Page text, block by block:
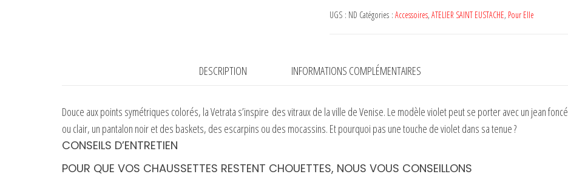
VETRATA
ATELIER
SAINT
UGS : ND Catégories : Accessoires, ATELIER SAINT EUSTACHE, Pour Elle
DESCRIPTION INFORMATIONS COMPLÉMENTAIRES
Douce aux points symétriques colorés, la Vetrata s’inspire des vitraux de la ville de Venise. Le modèle violet peut se porter avec un jean foncé
ou clair, un pantalon noir et des baskets, des escarpins ou des mocassins. Et pourquoi pas une touche de violet dans sa tenue ?
CONSEILS D’ENTRETIEN
POUR QUE VOS CHAUSSETTES RESTENT CHOUETTES, NOUS VOUS CONSEILLONS